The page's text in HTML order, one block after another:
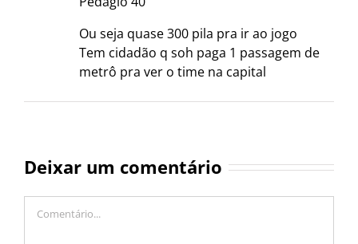
Ou seja quase 300 pila pra ir ao jogo
Tem cidadão q soh paga 1 passagem de
metrô pra ver o time na capital
Deixar um comentário